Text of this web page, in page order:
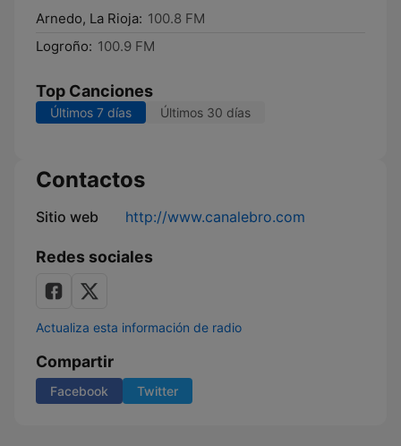
Arnedo, La Rioja: 100.8 FM
Logroño: 100.9 FM
Top Canciones
Últimos 7 días Últimos 30 días
Contactos
Sitio web http://www.canalebro.com
Redes sociales
Actualiza esta información de radio
Compartir
Facebook Twitter